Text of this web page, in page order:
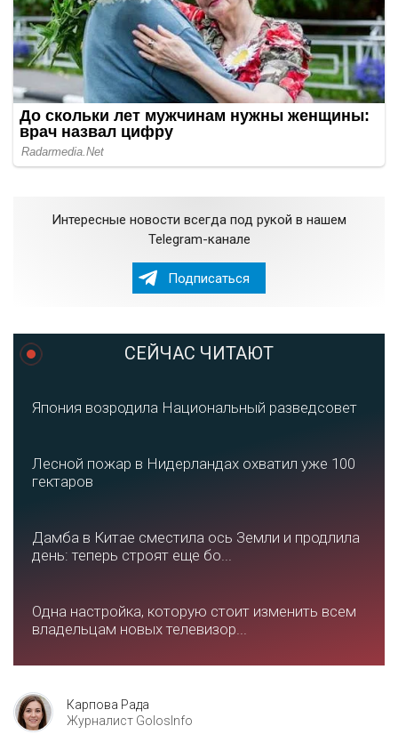
Интересные новости всегда под рукой в нашем
Telegram-канале
Подписаться
СЕЙЧАС ЧИТАЮТ
Япония возродила Национальный разведсовет
Лесной пожар в Нидерландах охватил уже 100
гектаров
Дамба в Китае сместила ось Земли и продлила
день: теперь строят еще бо...
Одна настройка, которую стоит изменить всем
владельцам новых телевизор...
Карпова Рада
Журналист GolosInfo